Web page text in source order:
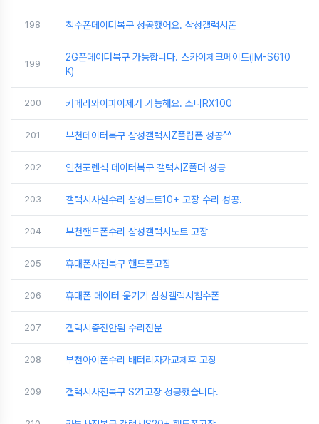
198 침수폰데이터복구 성공했어요. 삼성갤럭시폰
199
2G폰데이터복구 가능합니다. 스카이체크메이트(IM-S610
K)
200 카메라와이파이제거 가능해요. 소니RX100
201 부천데이터복구 삼성갤럭시Z플립폰 성공^^
202 인천포렌식 데이터복구 갤럭시Z폴더 성공
203 갤럭시사설수리 삼성노트10+ 고장 수리 성공.
204 부천핸드폰수리 삼성갤럭시노트 고장
205 휴대폰사진복구 핸드폰고장
206 휴대폰 데이터 옮기기 삼성갤럭시침수폰
207 갤럭시충전안됨 수리전문
208 부천아이폰수리 배터리자가교체후 고장
209 갤럭시사진복구 S21고장 성공했습니다.